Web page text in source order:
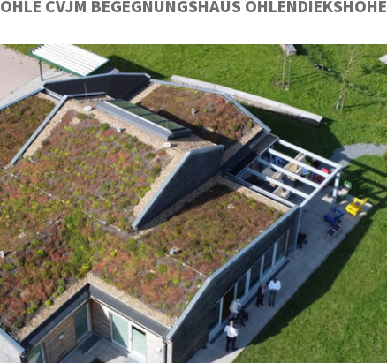
OHLE CVJM BEGEGNUNGSHAUS OHLENDIEKSHÖHE